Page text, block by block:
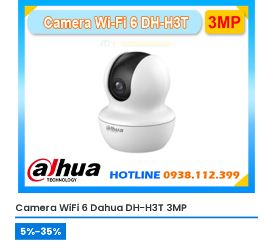
Camera WiFi 6 Dahua DH-H3T 3MP
5%-35%